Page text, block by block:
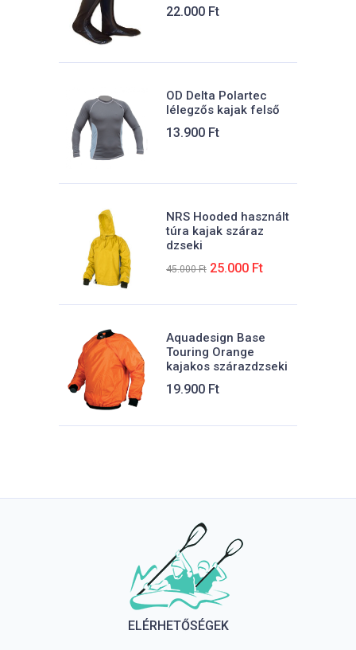
22.000 Ft
OD Delta Polartec
lélegzős kajak felső
13.900 Ft
NRS Hooded használt
túra kajak száraz
dzseki
45.000Ft Eredeti
45.000 Ft.
25.000 FtJelenlegi
25.000 Ft.
Aquadesign Base
Touring Orange
kajakos szárazdzseki
19.900 Ft
ELÉRHETŐSÉGEK